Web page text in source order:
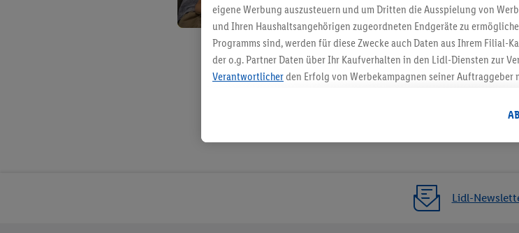
Lidl-
eigene Werbung auszusteuern und um Dritten die Ausspielung von
und Ihren Haushaltsangehörigen zugeordneten Endgeräte zu
Programms sind, werden für diese Zwecke auch Daten aus Ihrem Filial-
der o.g. Partner Daten über Ihr Kaufverhalten in den Lidl-Diensten zur
Verantwortlicherden Erfolg von Werbekampagnen seiner Auftraggeber
angereicherten Profilen. Dies umfasst die Zusammenführung von
Kaufverhalten in den Lidl-Diensten, Informationen aus Ihrem
genauen Standortdaten) auch über verschiedene Endgeräte und Lidl-
Erfolgsmessung der Werbung, zur Zielgruppenforschung, zur
Sicherung und Optimierung dieser Werbeausspielungen.